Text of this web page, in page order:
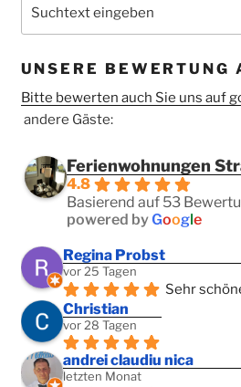
UNSERE BEWERTUNG
Bitte bewerten auch Sie uns auf
andere Gäste:
Ferienwohnungen
4.8
Basierend auf 53
powered byGoogle
Regina Probst
vor 25 Tagen
Sehr
Christian
vor 28 Tagen
andrei claudiu nica
letzten Monat